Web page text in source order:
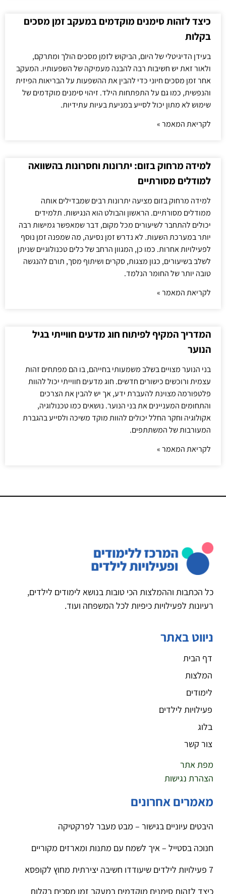
כיצד לזהות סימנים מוקדמים במעקב זמן מסכים
בקלות
בעידן הדיגיטלי של היום, הביקוש לזמן מסכים הולך ומתרקם,
ולאור זאת יש חשיבות רבה להבנה מעמיקה של השפעותיו. המעקב
אחר זמן מסכים חיוני כדי להבין את ההשפעות על הבריאות הפיזית
והנפשית, כמו גם על התפתחות הילד. זיהוי סימנים מוקדמים של
שימוש לא מתון יכול לסייע במניעת בעיות עתידיות.
לקריאת המאמר »
למידה מרחוק בזום: יתרונות וחסרונות בהשוואה
למודלים מסורתיים
למידה מרחוק בזום מציעה יתרונות רבים שמבדילים אותה
ממודלים מסורתיים. הראשון והבולט הוא הנגישות. תלמידים
יכולים להתחבר לשיעורים מכל מקום, דבר שמאפשר גמישות רבה
יותר במערכת השעות. לא נדרש זמן נסיעה, מה שמפנה זמן נוסף
לפעילויות אחרות. כמו כן, המגוון הרחב של כלים טכנולוגיים שניתן
לשלב בשיעורים, כגון מצגות, סקרים ושיתוף מסך, תורם להנגשה
טובה יותר של החומר הנלמד.
לקריאת המאמר »
המדריך המקיף לפיתוח חוג מדעים חווייתי בגיל
הנוער
בני הנוער מצויים בשלב משמעותי בחייהם, בו הם מפתחים זהות
עצמית ורוכשים כישורים חדשים. חוג מדעים חווייתי יכול להוות
פלטפורמה מצוינת להעברת ידע, אך יש להבין את הצרכים
והתחומים המעניינים את בני הנוער. נושאים כמו טכנולוגיה,
אקולוגיה וחקר החלל יכולים להוות מוקד משיכה ולסייע בהגברת
המעורבות של המשתתפים.
לקריאת המאמר »
כל הכתבות וההמלצות הכי טובות בנושא לימודים לילדים,
רעיונות לפעילויות כיפיות לכל המשפחה ועוד.
ניווט באתר
דף הבית
המלצות
לימודים
פעילויות לילדים
בלוג
צור קשר
מפת אתר
הצהרת נגישות
מאמרים אחרונים
היבטים עיוניים בגישור – מבט מעבר לפרקטיקה
חנוכה בסטייל – איך לשמח עם מתנות ומארזים מקוריים
7 פעילויות לילדים שיעודדו חשיבה יצירתית מחוץ לקופסא
כיצד לזהות סימנים מוקדמים במעקב זמן מסכים בקלות